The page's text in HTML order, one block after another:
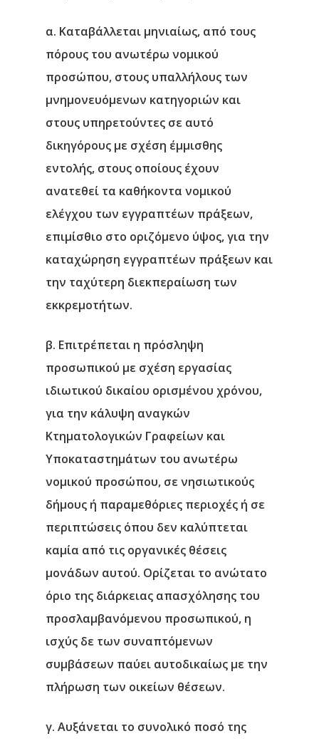
α. Καταβάλλεται μηνιαίως, από τους
πόρους του ανωτέρω νομικού
προσώπου, στους υπαλλήλους των
μνημονευόμενων κατηγοριών και
στους υπηρετούντες σε αυτό
δικηγόρους με σχέση έμμισθης
εντολής, στους οποίους έχουν
ανατεθεί τα καθήκοντα νομικού
ελέγχου των εγγραπτέων πράξεων,
επιμίσθιο στο οριζόμενο ύψος, για την
καταχώρηση εγγραπτέων πράξεων και
την ταχύτερη διεκπεραίωση των
εκκρεμοτήτων.
β. Επιτρέπεται η πρόσληψη
προσωπικού με σχέση εργασίας
ιδιωτικού δικαίου ορισμένου χρόνου,
για την κάλυψη αναγκών
Κτηματολογικών Γραφείων και
Υποκαταστημάτων του ανωτέρω
νομικού προσώπου, σε νησιωτικούς
δήμους ή παραμεθόριες περιοχές ή σε
περιπτώσεις όπου δεν καλύπτεται
καμία από τις οργανικές θέσεις
μονάδων αυτού. Ορίζεται το ανώτατο
όριο της διάρκειας απασχόλησης του
προσλαμβανόμενου προσωπικού, η
ισχύς δε των συναπτόμενων
συμβάσεων παύει αυτοδικαίως με την
πλήρωση των οικείων θέσεων.
γ. Αυξάνεται το συνολικό ποσό της